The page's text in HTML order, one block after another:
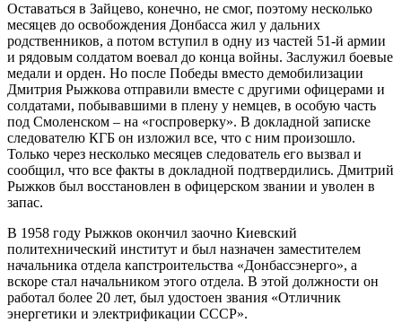
Оставаться в Зайцево, конечно, не смог, поэтому несколько
месяцев до освобождения Донбасса жил у дальних
родственников, а потом вступил в одну из частей 51-й армии
и рядовым солдатом воевал до конца войны. Заслужил боевые
медали и орден. Но после Победы вместо демобилизации
Дмитрия Рыжкова отправили вместе с другими офицерами и
солдатами, побывавшими в плену у немцев, в особую часть
под Смоленском – на «госпроверку». В докладной записке
следователю КГБ он изложил все, что с ним произошло.
Только через несколько месяцев следователь его вызвал и
сообщил, что все факты в докладной подтвердились. Дмитрий
Рыжков был восстановлен в офицерском звании и уволен в
запас.
В 1958 году Рыжков окончил заочно Киевский
политехнический институт и был назначен заместителем
начальника отдела капстроительства «Донбассэнерго», а
вскоре стал начальником этого отдела. В этой должности он
работал более 20 лет, был удостоен звания «Отличник
энергетики и электрификации СССР».